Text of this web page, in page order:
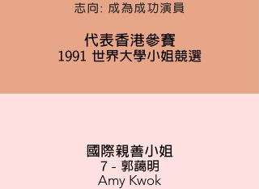
志向: 成為成功演員
代表香港參賽
1991 世界大學小姐競選
國際親善小姐
7 - 郭藹明
Amy Kwok